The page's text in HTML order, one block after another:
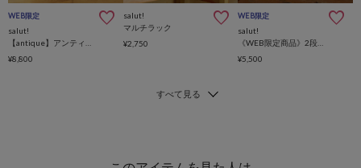
WEB限定
salut!
¥8,800
salut!
マルチラック
¥2,750
WEB限定
salut!
¥5,500